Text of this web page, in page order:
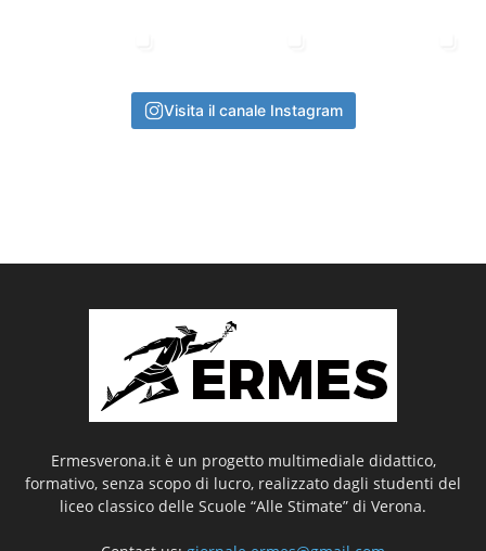
Visita il canale Instagram
Ermesverona.it è un progetto multimediale didattico,
formativo, senza scopo di lucro, realizzato dagli studenti del
liceo classico delle Scuole “Alle Stimate” di Verona.